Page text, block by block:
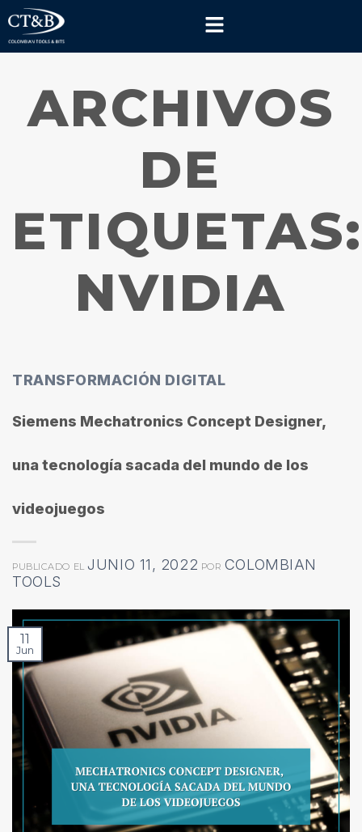
ARCHIVOS
DE
NVIDIA
TRANSFORMACIÓN DIGITAL
Siemens Mechatronics Concept Designer,
una tecnología sacada del mundo de los
videojuegos
PUBLICADO ELJUNIO 11, 2022 POR COLOMBIAN
TOOLS
11
Jun